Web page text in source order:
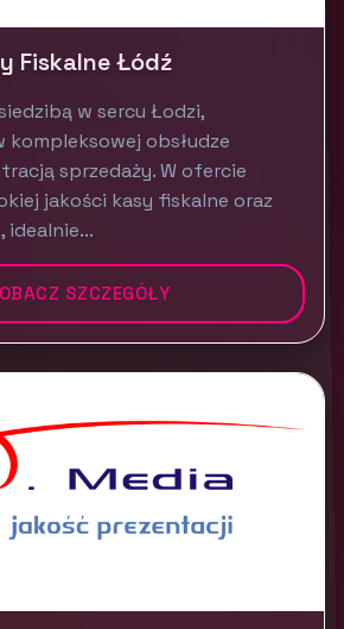
Fiskalne Łódź
siedzibą w sercu Łodzi,
kompleksowej obsłudze
sprzedaży. W ofercie
jakości kasy fiskalne oraz
idealnie...
SZCZEGÓŁY